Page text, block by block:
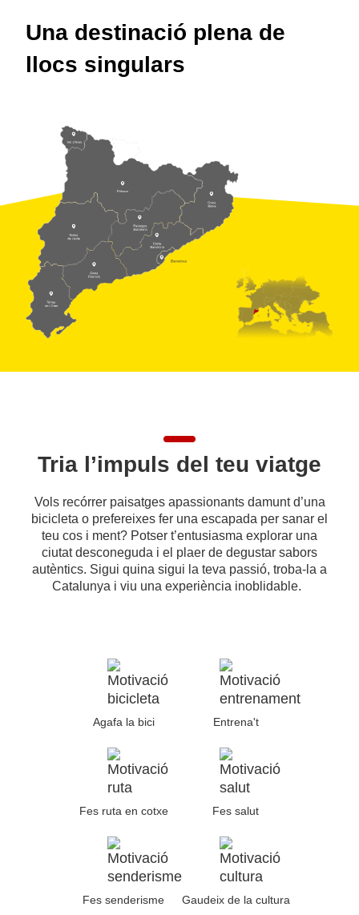
Una destinació plena de
llocs singulars
Tria l’impuls del teu viatge
Vols recórrer paisatges apassionants damunt d’una
bicicleta o prefereixes fer una escapada per sanar el
teu cos i ment? Potser t’entusiasma explorar una
ciutat desconeguda i el plaer de degustar sabors
autèntics. Sigui quina sigui la teva passió, troba-la a
Catalunya i viu una experiència inoblidable.
Agafa la bici Entrena't
Fes ruta en cotxe Fes salut
Fes senderisme Gaudeix de la cultura